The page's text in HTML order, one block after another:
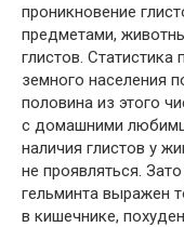
проникновение
предметами,
глистов. Статистика
земного населения
половина из этого
с домашними
наличия глистов у
не проявляться.
гельминта выражен
в кишечнике,